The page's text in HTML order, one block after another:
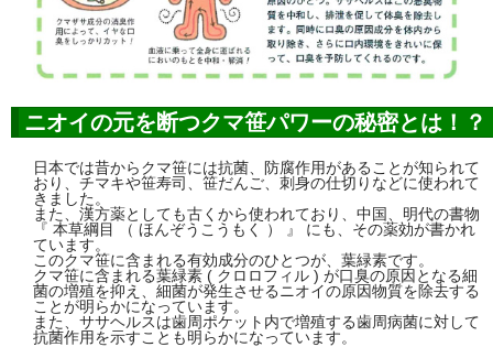
ニオイの元を断つクマ笹パワーの秘密とは！？
日本では昔からクマ笹には抗菌、防腐作用があることが知られて
おり、チマキや笹寿司、笹だんご、刺身の仕切りなどに使われて
きました。
また、漢方薬としても古くから使われており、中国、明代の書物
『 本草綱目 （ ほんぞうこうもく ） 』 にも、その薬効が書かれ
ています。
このクマ笹に含まれる有効成分のひとつが、葉緑素です。
クマ笹に含まれる葉緑素 ( クロロフィル ) が口臭の原因となる細
菌の増殖を抑え、細菌が発生させるニオイの原因物質を除去する
ことが明らかになっています。
また、ササヘルスは歯周ポケット内で増殖する歯周病菌に対して
抗菌作用を示すことも明らかになっています。